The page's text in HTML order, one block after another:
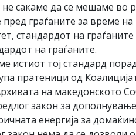
сакаме да се мешаме во
граѓаните за време
стандардот на
на граѓаните.
истиот тој стандард
пратеници од
на македонското
закон за
енергија за